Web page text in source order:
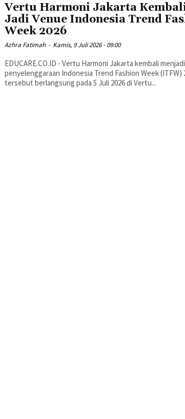
Vertu Harmoni Jakarta
Jadi Venue Indonesia Trend
Week 2026
Azhra Fatimah - Kamis, 9 Juli 2026 - 09:00
EDUCARE.CO.ID - Vertu Harmoni Jakarta kembali
penyelenggaraan Indonesia Trend Fashion Week (ITFW)
tersebut berlangsung pada 5 Juli 2026 di Vertu...